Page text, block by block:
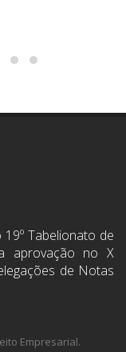
Tabelionato de
aprovação no X
de Notas
Empresarial.